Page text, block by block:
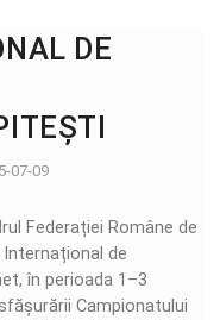
DE
07-09
Federației Române de
de
în perioada 1–3
Campionatului